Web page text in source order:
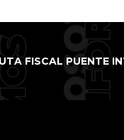
FISCAL PUENTE